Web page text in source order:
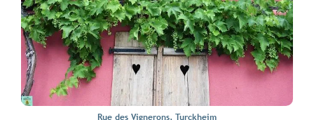
Rue des Vignerons, Turckheim